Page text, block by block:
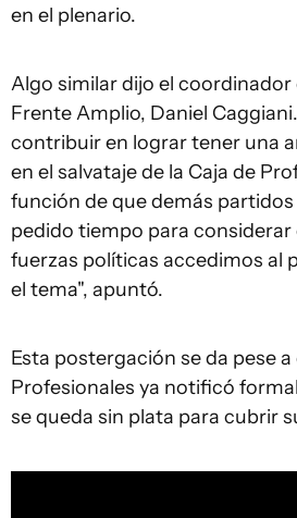
en el plenario.
Algo similar dijo el coordinador
Frente Amplio, Daniel
contribuir en lograr tener una
en el salvataje de la Caja de
función de que demás
pedido tiempo para considerar
fuerzas políticas accedimos al
el tema", apuntó.
Esta postergación se da pese a
Profesionales ya notificó
se queda sin plata para cubrir